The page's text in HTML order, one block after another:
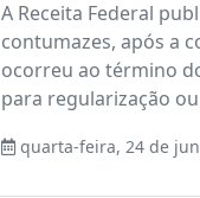
A Receita Federal
contumazes, após a
ocorreu ao término
para regularização
quarta-feira, 24 de